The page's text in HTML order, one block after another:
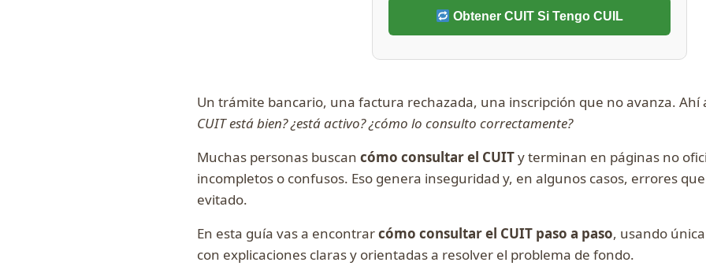
Obtener CUIT Si Tengo CUIL
Un trámite bancario, una factura rechazada, una inscripción que no avanza.
CUIT está bien? ¿está activo? ¿cómo lo consulto correctamente?
Muchas personas buscan cómo consultar el CUITy terminan en páginas no
incompletos o confusos. Eso genera inseguridad y, en algunos casos, errores
evitado.
En esta guía vas a encontrarcómo consultar el CUIT paso a paso, usando
con explicaciones claras y orientadas a resolver el problema de fondo.